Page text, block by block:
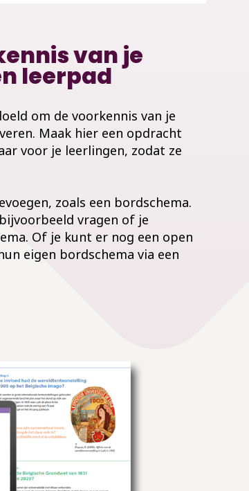
van je
leerpad
om de voorkennis van je
Maak hier een opdracht
voor je leerlingen, zodat ze
zoals een bordschema.
vragen of je
Of je kunt er nog een open
eigen bordschema via een